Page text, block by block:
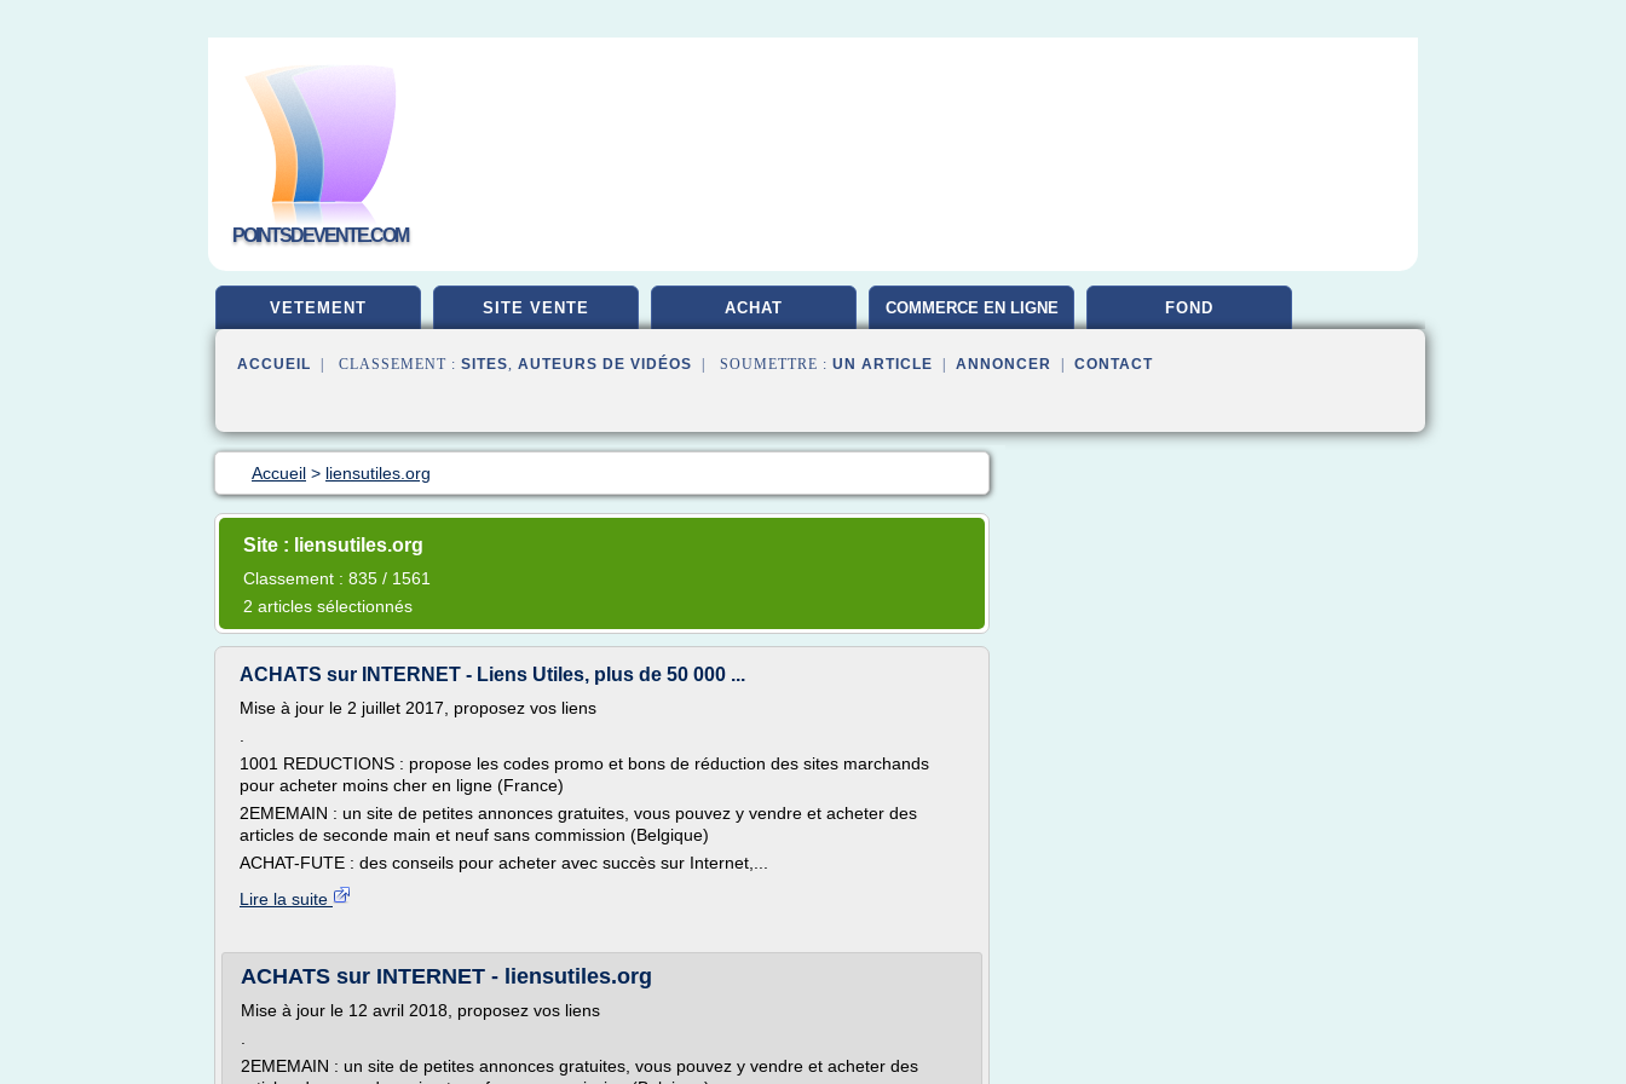
POINTSDEVENTE.COM
VETEMENT SITE VENTE ACHAT COMMERCE EN LIGNE FOND
ACCUEIL | CLASSEMENT : SITES, AUTEURS DE VIDÉOS | SOUMETTRE : UN ARTICLE ANNONCER CONTACT
Accueil > liensutiles.org
Site : liensutiles.org
Classement : 835 / 1561
2 articles sélectionnés
ACHATS sur INTERNET - Liens Utiles, plus de 50 000 ...
Mise à jour le 2 juillet 2017, proposez vos liens
1001 REDUCTIONS : propose les codes promo et bons de réduction des sites marchands
pour acheter moins cher en ligne (France)
2EMEMAIN : un site de petites annonces gratuites, vous pouvez y vendre et acheter des
articles de seconde main et neuf sans commission (Belgique)
ACHAT-FUTE : des conseils pour acheter avec succès sur Internet,...
Lire la suite
ACHATS sur INTERNET - liensutiles.org
Mise à jour le 12 avril 2018, proposez vos liens
2EMEMAIN : un site de petites annonces gratuites, vous pouvez y vendre et acheter des